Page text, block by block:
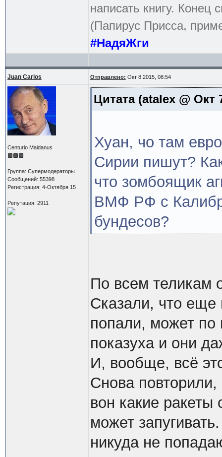
написать книгу. Конец
(Папирус Присса,
#НадяЖги
Juan Carlos Отправлено: Окт 8 2015, 08:54
Centurio Maidanus
Группа: Супермодераторы
Сообщений: 55398
Регистрация: 4-Октября 15
Репутация: 2911
Цитата(atalex @ Окт
Хуан, чо там
Сирии пишут?
что зомбоящик
ВМФ РФ с
бундесов?
По всем теликам
Сказали, что еще
попали, может
показуха и они
И, вообще, всё
Снова
вон какие
может
никуда не